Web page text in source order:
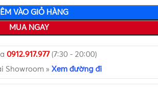
VÀO GIỎ HÀNG
MUA NGAY
0912.917.977(7:30 - 20:00)
Showroom » Xem đường đi